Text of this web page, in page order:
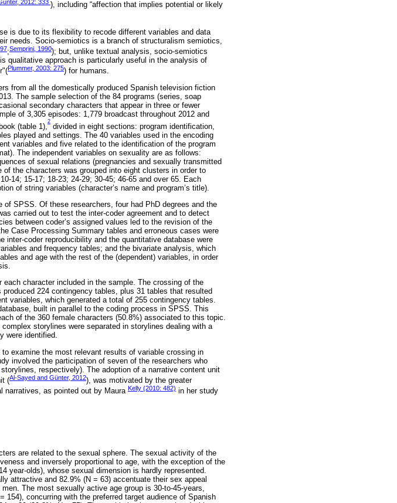
2012: 333 ), including “affection that implies potential or likely
is due to its flexibility to recode different variables and data
needs. Socio-semiotics is a branch of structuralism semiotics,
;Semprini, 1990); but, unlike textual analysis, socio-semiotics
qualitative approach is particularly useful in the analysis of
Plummer, 2003: 275) for humans.
from all the domestically produced Spanish television fiction
The sample selection of the 84 programs (series, soap
secondary characters that appear in three or fewer
of 3,305 episodes: 1,779 broadcast throughout 2012 and
(table 1),
2
divided in eight sections: program identification,
played and settings. The 40 variables used in the encoding
variables and five related to the identification of the program
The independent variables on sexuality are as follows:
of sexual relations (pregnancies and sexually transmitted
the characters was grouped into eight clusters in order to
14; 15-17; 18-23; 24-29; 30-45; 46-65 and over 65. Each
of string variables (character’s name and program’s title).
SPSS. Of these researchers, four had PhD degrees and the
carried out to test the inter-coder agreement and to detect
between coder’s assigned values led to the revision of the
Case Processing Summary tables and erroneous cases were
inter-coder reproducibility and the quantitative database were
and frequency tables; and the bivariate analysis, which
and age with the rest of the (dependent) variables, in order
character included in the sample. The crossing of the
224 contingency tables, plus 31 tables that resulted
variables, which generated a total of 255 contingency tables.
built in parallel to the coding process in SPSS. This
of the 360 female characters (50.8%) associated to this topic.
storylines were separated in storylines dealing with a
were identified.
examine the most relevant results of variable crossing in
involved the participation of seven of the researchers who
respectively). The adoption of a narrative content unit
(Al-Sayed and Günter, 2012), was motivated by the greater
narratives, as pointed out by Maura Kelly (2010: 482) in her study
are related to the sexual sphere. The sexual activity of the
and inversely proportional to age, with the exception of the
year-olds), whose sexual dimension is hardly represented.
attractive and 82.9% (N = 63) accentuate their sex appeal
The most sexually active age group is 30-to-45-years,
concurring with the preferred target audience of Spanish